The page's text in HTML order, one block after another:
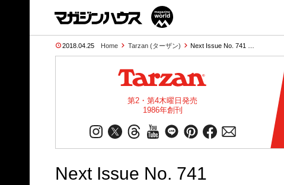
2018.04.25 Home Tarzan (ターザン) Next Issue No. 741 …
第2・第4木曜日発売
1986年創刊
Next Issue No. 741